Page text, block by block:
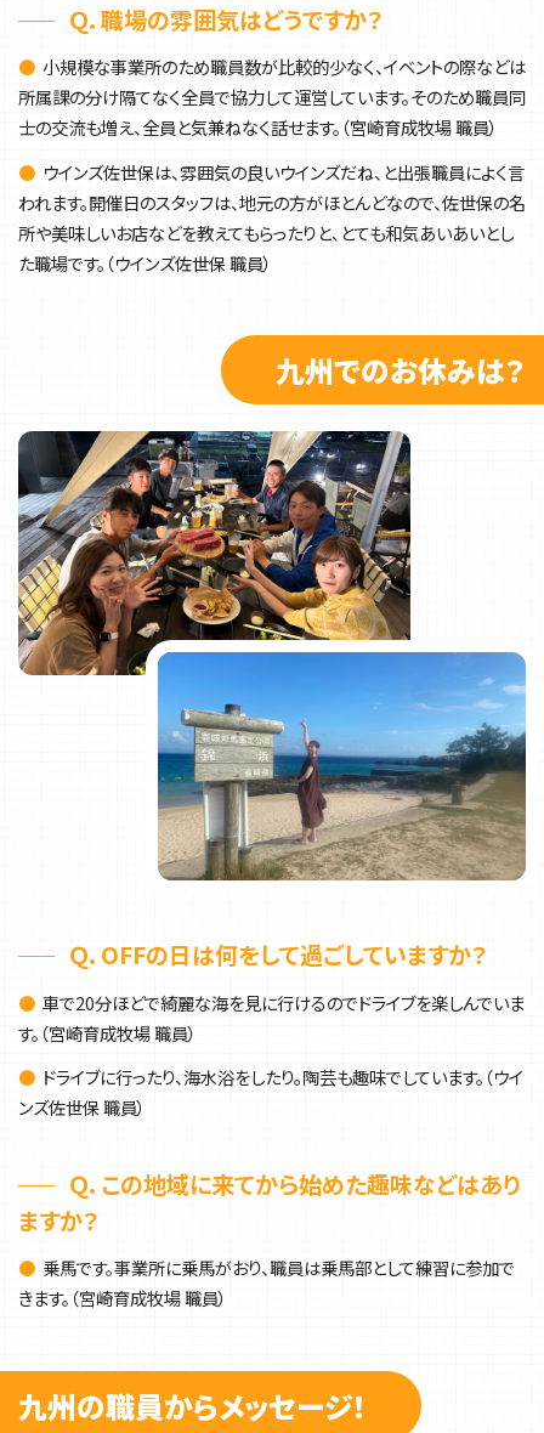
Ｑ．職場の雰囲気はどうですか？
● 小規模な事業所のため職員数が比較的少なく、イベントの際などは
所属課の分け隔てなく全員で協力して運営しています。そのため職員同
士の交流も増え、全員と気兼ねなく話せます。（宮崎育成牧場 職員）
● ウインズ佐世保は、雰囲気の良いウインズだね、と出張職員によく言
われます。開催日のスタッフは、地元の方がほとんどなので、佐世保の名
所や美味しいお店などを教えてもらったりと、とても和気あいあいとし
た職場です。（ウインズ佐世保 職員）
九州でのお休みは？
Ｑ．OFFの日は何をして過ごしていますか？
● 車で20分ほどで綺麗な海を見に行けるのでドライブを楽しんでいま
す。（宮崎育成牧場 職員）
● ドライブに行ったり、海水浴をしたり。陶芸も趣味でしています。（ウイ
ンズ佐世保 職員）
Ｑ．この地域に来てから始めた趣味などはあり
ますか？
● 乗馬です。事業所に乗馬がおり、職員は乗馬部として練習に参加で
きます。（宮崎育成牧場 職員）
九州の職員からメッセージ！